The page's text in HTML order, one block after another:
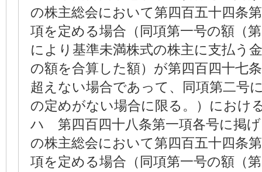
の株主総会において第四百五十四条
項を定める場合（同項第一号の額（
により基準未満株式の株主に支払う
の額を合算した額）が第四百四十七
超えない場合であって、同項第二号
の定めがない場合に限る。）におけ
ハ 第四百四十八条第一項各号に掲
の株主総会において第四百五十四条
項を定める場合（同項第一号の額（